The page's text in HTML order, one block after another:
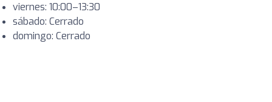
viernes: 10:00–13:30
sábado: Cerrado
domingo: Cerrado